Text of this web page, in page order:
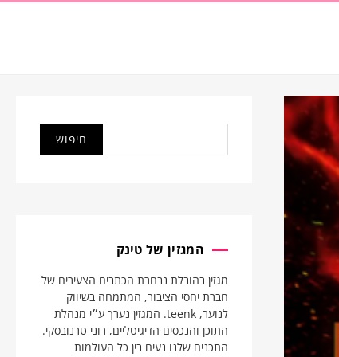
המגזין של טינק
מגזין בהובלת נבחרת הכתבים הצעירים של
חברת יחסי הציבור, המתמחה בשיווק
לנוער, teenk. המגזין נערך ע״י מנהלת
התוכן והנכסים הדיגיטליים, רוני טרנובסקי.
התכנים שלנו נעים בין כל העולמות